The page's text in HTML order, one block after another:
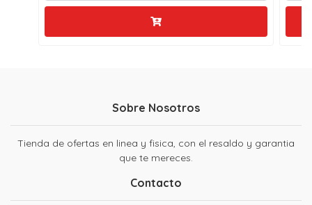
Sobre Nosotros
Tienda de ofertas en linea y fisica, con el resaldo y garantia
que te mereces.
Contacto